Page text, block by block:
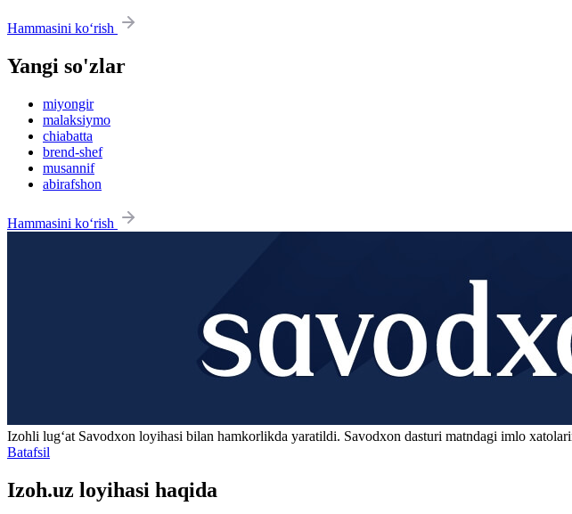
Hammasini ko‘rish
Yangi so'zlar
miyongir
malaksiymo
chiabatta
brend-shef
musannif
abirafshon
Hammasini ko‘rish
Izohli lugʻat Savodxon loyihasi bilan hamkorlikda yaratildi. Savodxon dasturi matndagi imlo
Batafsil
Izoh.uz loyihasi haqida